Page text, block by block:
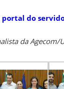
portal do
da Agecom/